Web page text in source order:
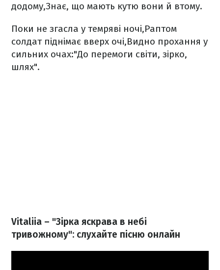
додому,Знає, що мають кутю вони й втому.
Поки не згасла у темряві ночі,Раптом
солдат піднімає вверх очі,Видно прохання у
сильних очах:"До перемоги світи, зірко,
шлях".
Vitaliia – "Зірка яскрава в небі
тривожному": слухайте пісню онлайн